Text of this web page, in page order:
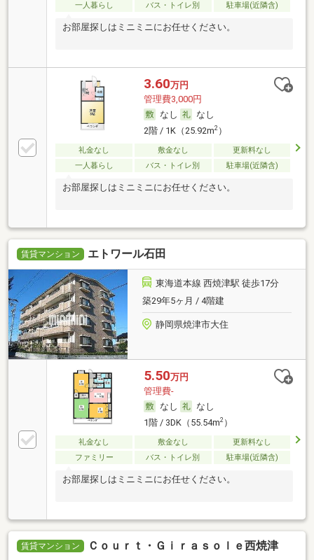
一人暮らし
バス・トイレ別 駐車場(近隣含)
お部屋探しはミニミニにお任せください。
3.60万円
管理費3,000円
なし
なし
2階 / 1K（25.92m2）
礼金なし 敷金なし
更新料なし
一人暮らし
バス・トイレ別 駐車場(近隣含)
お部屋探しはミニミニにお任せください。
賃貸マンション エトワール石田
東海道本線 西焼津駅 徒歩17分
築29年5ヶ月 / 4階建
静岡県焼津市大住
5.50万円
管理費-
なし
なし
1階 / 3DK（55.54m2）
礼金なし 敷金なし
更新料なし
ファミリー
バス・トイレ別 駐車場(近隣含)
お部屋探しはミニミニにお任せください。
賃貸マンション Ｃｏｕｒｔ・Ｇｉｒａｓｏｌｅ西焼津